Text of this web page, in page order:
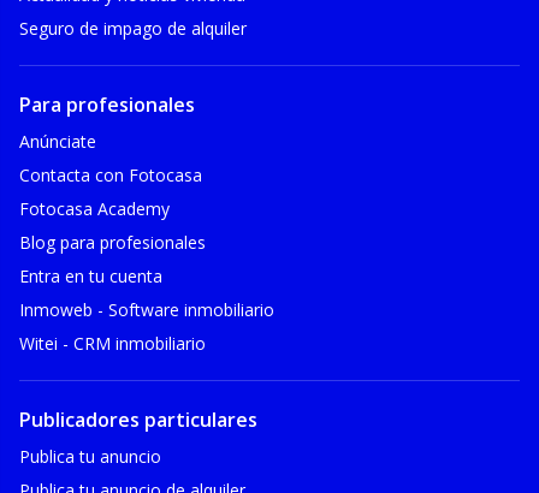
Seguro de impago de alquiler
Para profesionales
Anúnciate
Contacta con Fotocasa
Fotocasa Academy
Blog para profesionales
Entra en tu cuenta
Inmoweb - Software inmobiliario
Witei - CRM inmobiliario
Publicadores particulares
Publica tu anuncio